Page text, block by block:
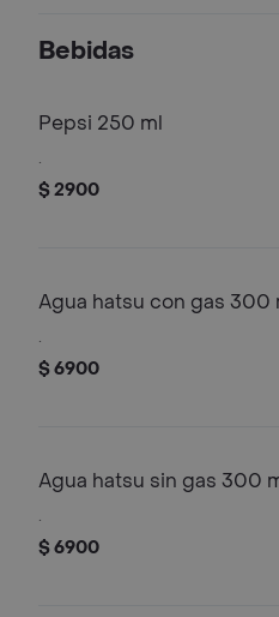
Bebidas
Pepsi 250 ml
.
$ 2900
Agua hatsu con gas 300
.
$ 6900
Agua hatsu sin gas 300
.
$ 6900